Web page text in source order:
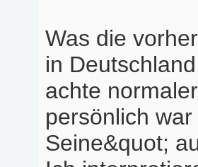
Was die
in
achte
persönlich
Seine&quot;